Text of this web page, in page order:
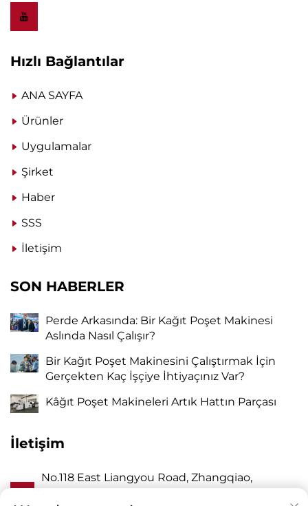
Hızlı Bağlantılar
ANA SAYFA
Ürünler
Uygulamalar
Şirket
Haber
SSS
İletişim
SON HABERLER
Perde Arkasında: Bir Kağıt Poşet Makinesi
Aslında Nasıl Çalışır?
Bir Kağıt Poşet Makinesini Çalıştırmak İçin
Gerçekten Kaç İşçiye İhtiyaçınız Var?
Kâğıt Poşet Makineleri Artık Hattın Parçası
İletişim
A
No.118 East Liangyou Road, Zhangqiao,
Wanquan Town, Pingyang, Wenzhou City,